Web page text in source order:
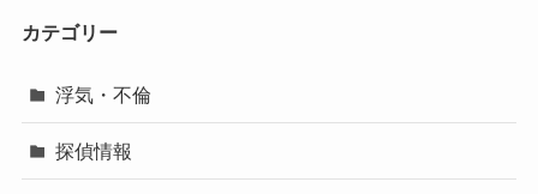
カテゴリー
浮気・不倫
探偵情報